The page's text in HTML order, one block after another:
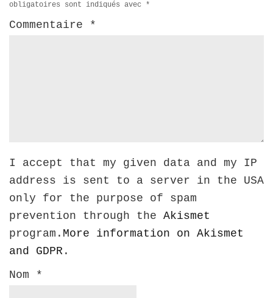
obligatoires sont indiqués avec *
Commentaire *
I accept that my given data and my IP
address is sent to a server in the USA
only for the purpose of spam
prevention through the Akismet
program. More information on Akismet
and GDPR .
Nom *